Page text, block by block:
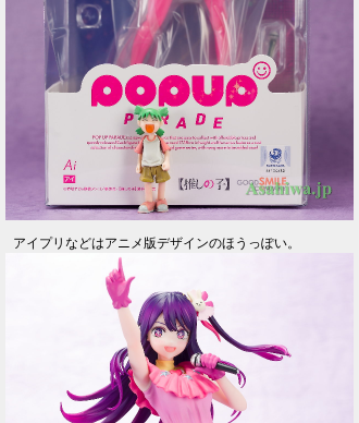
アイプリなどはアニメ版デザインのほうっぽい。